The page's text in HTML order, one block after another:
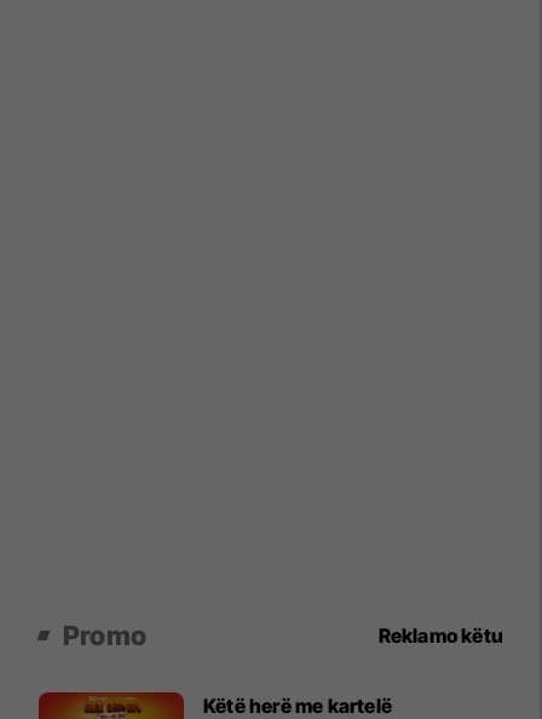
Promo Reklamo këtu
Këtë herë me kartelë